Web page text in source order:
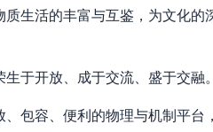
生活的丰富与互鉴，为文化的
于开放、成于交流、盛于交融
、包容、便利的物理与机制平台